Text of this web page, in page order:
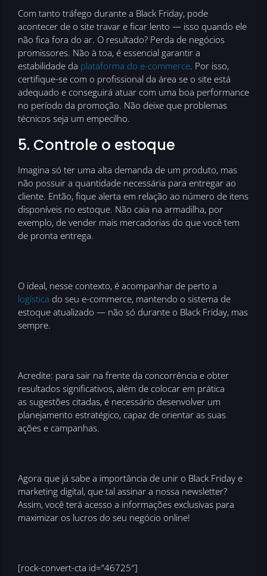
Com tanto tráfego durante a Black Friday, pode
acontecer de o site travar e ficar lento — isso quando ele
não fica fora do ar. O resultado? Perda de negócios
promissores. Não à toa, é essencial garantir a
estabilidade da plataforma do e-commerce. Por isso,
certifique-se com o profissional da área se o site está
adequado e conseguirá atuar com uma boa performance
no período da promoção. Não deixe que problemas
técnicos seja um empecilho.
5. Controle o estoque
Imagina só ter uma alta demanda de um produto, mas
não possuir a quantidade necessária para entregar ao
cliente. Então, fique alerta em relação ao número de itens
disponíveis no estoque. Não caia na armadilha, por
exemplo, de vender mais mercadorias do que você tem
de pronta entrega.
O ideal, nesse contexto, é acompanhar de perto a
logística do seu e-commerce, mantendo o sistema de
estoque atualizado — não só durante o Black Friday, mas
sempre.
Acredite: para sair na frente da concorrência e obter
resultados significativos, além de colocar em prática
as sugestões citadas, é necessário desenvolver um
planejamento estratégico, capaz de orientar as suas
ações e campanhas.
Agora que já sabe a importância de unir o Black Friday e
marketing digital, que tal assinar a nossa newsletter?
Assim, você terá acesso a informações exclusivas para
maximizar os lucros do seu negócio online!
[rock-convert-cta id=”46725″]